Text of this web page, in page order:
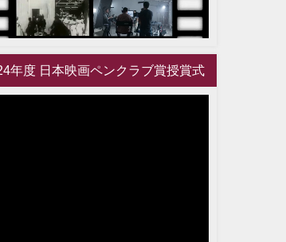
年度 日本映画ペンクラブ賞授賞式